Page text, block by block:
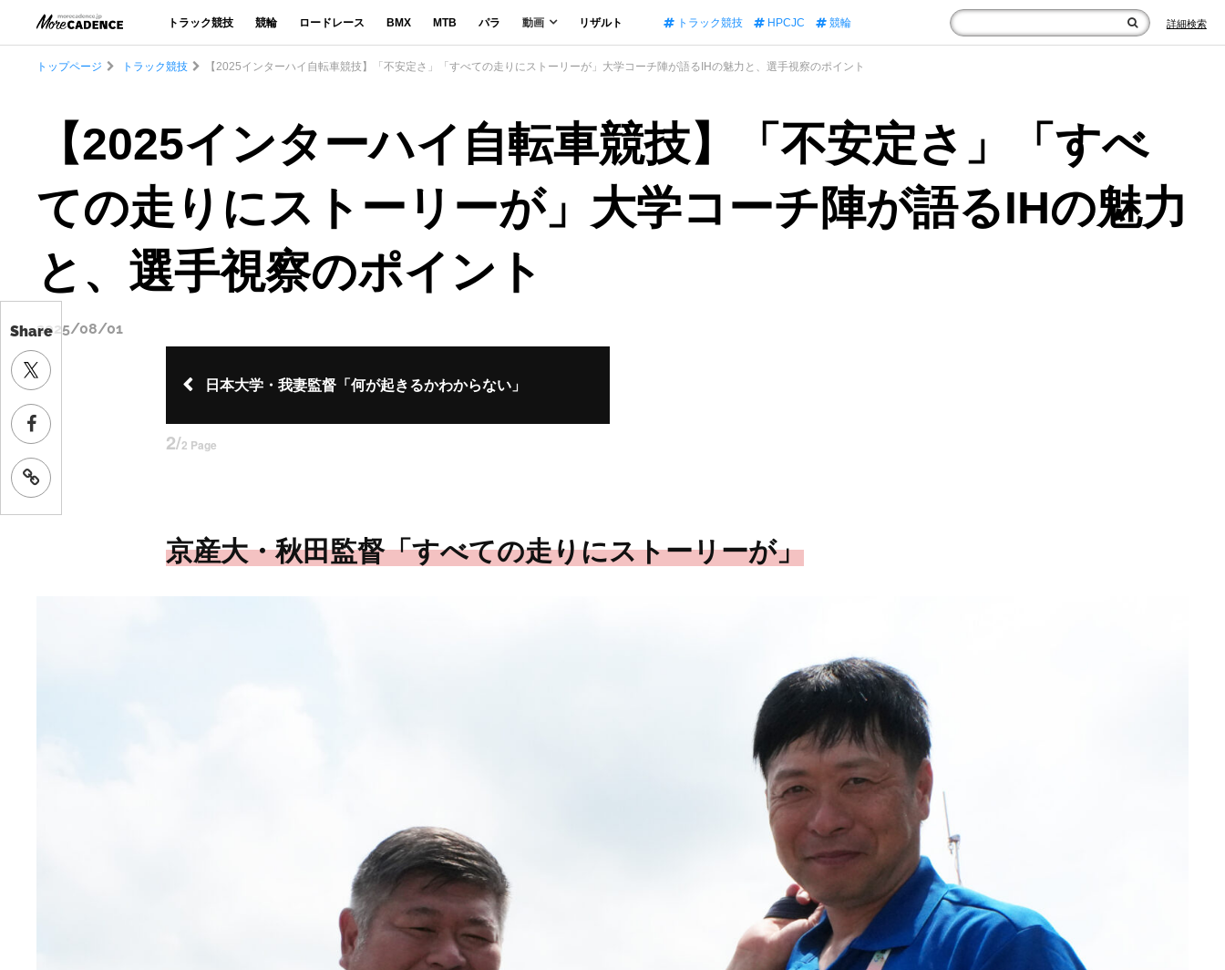
トラック競技 競輪 ロードレース BMX MTB パラ 動画 リザルト トラック競技 HPCJC 競輪 詳細検索
Share
トップページ トラック競技 【2025インターハイ自転車競技】「不安定さ」「すべての走りにストーリーが」大学コーチ陣が語るIHの魅力と、選手視察のポイント
【2025インターハイ自転車競技】「不安定さ」「すべ
ての走りにストーリーが」大学コーチ陣が語るIHの魅力
と、選手視察のポイント
2025/08/01
日本大学・我妻監督「何が起きるかわからない」
2/2 Page
京産大・秋田監督「すべての走りにストーリーが」